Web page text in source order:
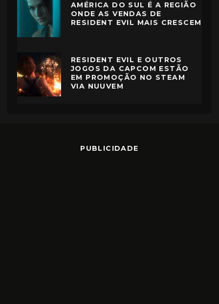
AMÉRICA DO SUL É A REGIÃO
ONDE AS VENDAS DE
RESIDENT EVIL MAIS CRESCEM
RESIDENT EVIL E OUTROS
JOGOS DA CAPCOM ESTÃO
EM PROMOÇÃO NO STEAM
VIA NUUVEM
PUBLICIDADE